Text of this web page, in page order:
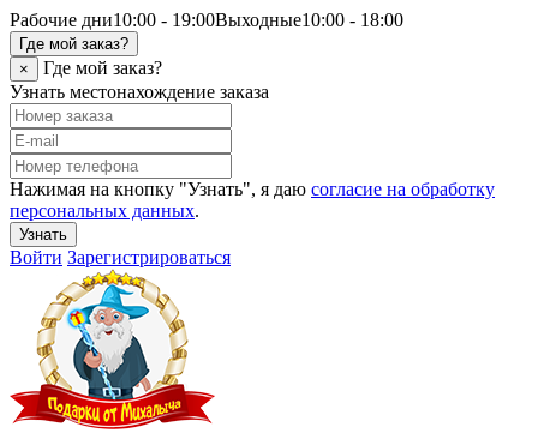
Рабочие дни10:00 - 19:00Выходные10:00 - 18:00
Где мой заказ?
×
Где мой заказ?
Узнать местонахождение заказа
Нажимая на кнопку "Узнать", я даю согласие на обработку
персональных данных.
Узнать
Войти Зарегистрироваться